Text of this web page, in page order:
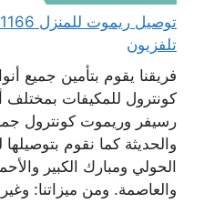
تلفزيون
فريقنا يقوم بتأمين جميع
كونترول للمكيفات بمختلف
رسيفر وريموت كونترول
والحديثة كما نقوم
الحولي ومبارك الكبير
والعاصمة. ومن ميزاتنا: